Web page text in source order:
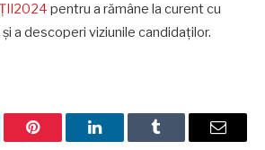
pentru a rămâne la curent cu
a descoperi viziunile candidaților.
Pinterest LinkedInTumblr Email